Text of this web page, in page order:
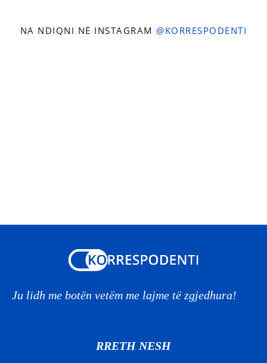
NA NDIQNI NË INSTAGRAM @KORRESPODENTI
Ju lidh me botën vetëm me lajme të zgjedhura!
RRETH NESH